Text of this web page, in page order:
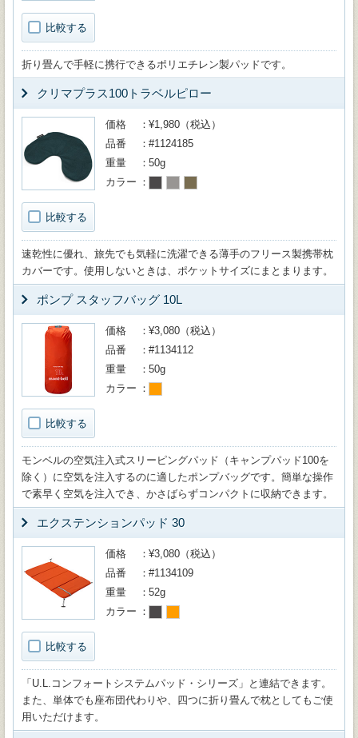
比較する
折り畳んで手軽に携行できるポリエチレン製パッドです。
クリマプラス100トラベルピロー
比較する
価格
¥1,980（税込）
品番
#1124185
重量
50g
カラー
速乾性に優れ、旅先でも気軽に洗濯できる薄手のフリース製携帯枕
カバーです。使用しないときは、ポケットサイズにまとまります。
ポンプ スタッフバッグ 10L
比較する
価格
¥3,080（税込）
品番
#1134112
重量
50g
カラー
モンベルの空気注入式スリーピングパッド（キャンプパッド100を
除く）に空気を注入するのに適したポンプバッグです。簡単な操作
で素早く空気を注入でき、かさばらずコンパクトに収納できます。
エクステンションパッド 30
比較する
価格
¥3,080（税込）
品番
#1134109
重量
52g
カラー
「U.L.コンフォートシステムパッド・シリーズ」と連結できます。
また、単体でも座布団代わりや、四つに折り畳んで枕としてもご使
用いただけます。